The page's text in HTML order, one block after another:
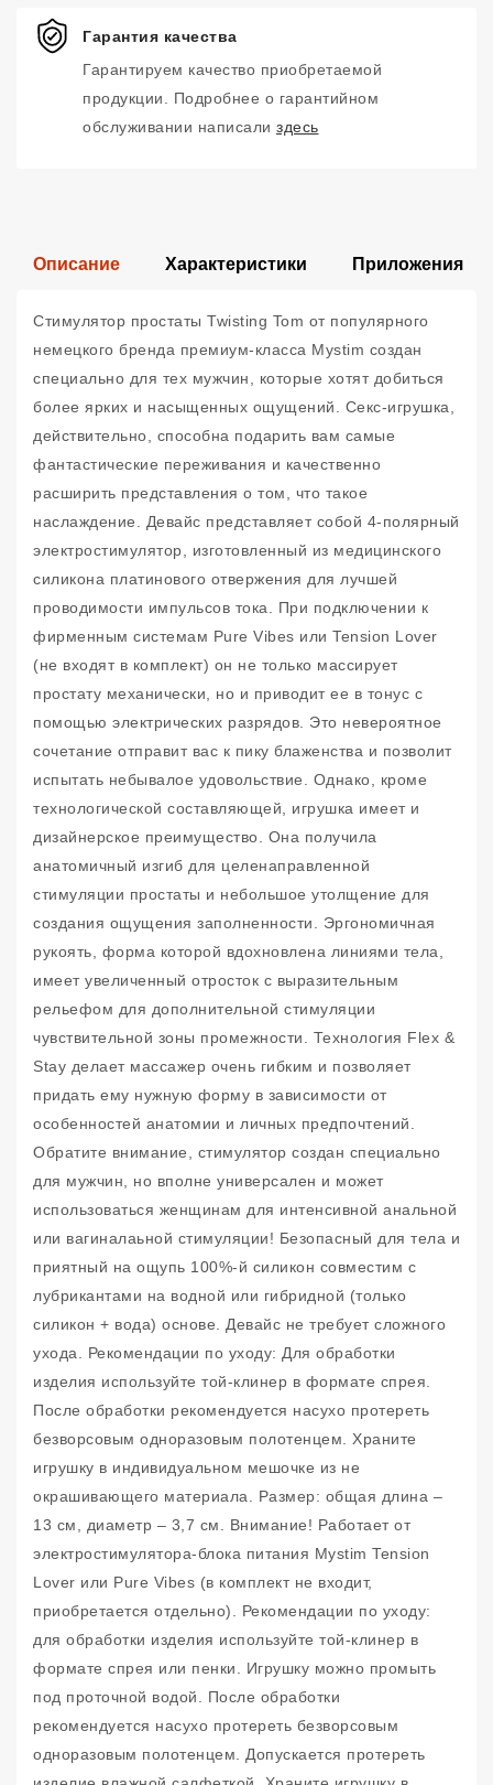
Гарантия качества
Гарантируем качество приобретаемой
продукции. Подробнее о гарантийном
обслуживании написали здесь
Описание Характеристики Приложения
Стимулятор простаты Twisting Tom от популярного
немецкого бренда премиум-класса Mystim создан
специально для тех мужчин, которые хотят добиться
более ярких и насыщенных ощущений. Секс-игрушка,
действительно, способна подарить вам самые
фантастические переживания и качественно
расширить представления о том, что такое
наслаждение. Девайс представляет собой 4-полярный
электростимулятор, изготовленный из медицинского
силикона платинового отвержения для лучшей
проводимости импульсов тока. При подключении к
фирменным системам Pure Vibes или Tension Lover
(не входят в комплект) он не только массирует
простату механически, но и приводит ее в тонус с
помощью электрических разрядов. Это невероятное
сочетание отправит вас к пику блаженства и позволит
испытать небывалое удовольствие. Однако, кроме
технологической составляющей, игрушка имеет и
дизайнерское преимущество. Она получила
анатомичный изгиб для целенаправленной
стимуляции простаты и небольшое утолщение для
создания ощущения заполненности. Эргономичная
рукоять, форма которой вдохновлена линиями тела,
имеет увеличенный отросток с выразительным
рельефом для дополнительной стимуляции
чувствительной зоны промежности. Технология Flex &
Stay делает массажер очень гибким и позволяет
придать ему нужную форму в зависимости от
особенностей анатомии и личных предпочтений.
Обратите внимание, стимулятор создан специально
для мужчин, но вполне универсален и может
использоваться женщинам для интенсивной анальной
или вагиналаьной стимуляции! Безопасный для тела и
приятный на ощупь 100%-й силикон совместим с
лубрикантами на водной или гибридной (только
силикон + вода) основе. Девайс не требует сложного
ухода. Рекомендации по уходу: Для обработки
изделия используйте той-клинер в формате спрея.
После обработки рекомендуется насухо протереть
безворсовым одноразовым полотенцем. Храните
игрушку в индивидуальном мешочке из не
окрашивающего материала. Размер: общая длина –
13 см, диаметр – 3,7 см. Внимание! Работает от
электростимулятора-блока питания Mystim Tension
Lover или Pure Vibes (в комплект не входит,
приобретается отдельно). Рекомендации по уходу:
для обработки изделия используйте той-клинер в
формате спрея или пенки. Игрушку можно промыть
под проточной водой. После обработки
рекомендуется насухо протереть безворсовым
одноразовым полотенцем. Допускается протереть